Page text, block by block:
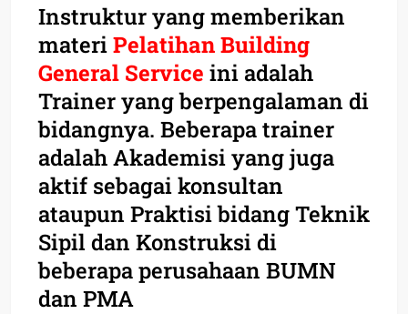
Instruktur yang memberikan
materiPelatihan Building
General Service ini adalah
Trainer yang berpengalaman di
bidangnya. Beberapa trainer
adalah Akademisi yang juga
aktif sebagai konsultan
ataupun Praktisi bidang Teknik
Sipil dan Konstruksi di
beberapa perusahaan BUMN
dan PMA